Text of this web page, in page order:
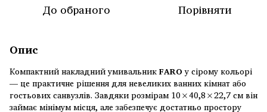
До обраного Порівняти
Опис
Компактний накладний умивальникFAROу сірому кольорі
— це практичне рішення для невеликих ванних кімнат або
гостьових санвузлів. Завдяки розмірам 10×40,8×22,7 см він
займає мінімум місця, але забезпечує достатньо простору